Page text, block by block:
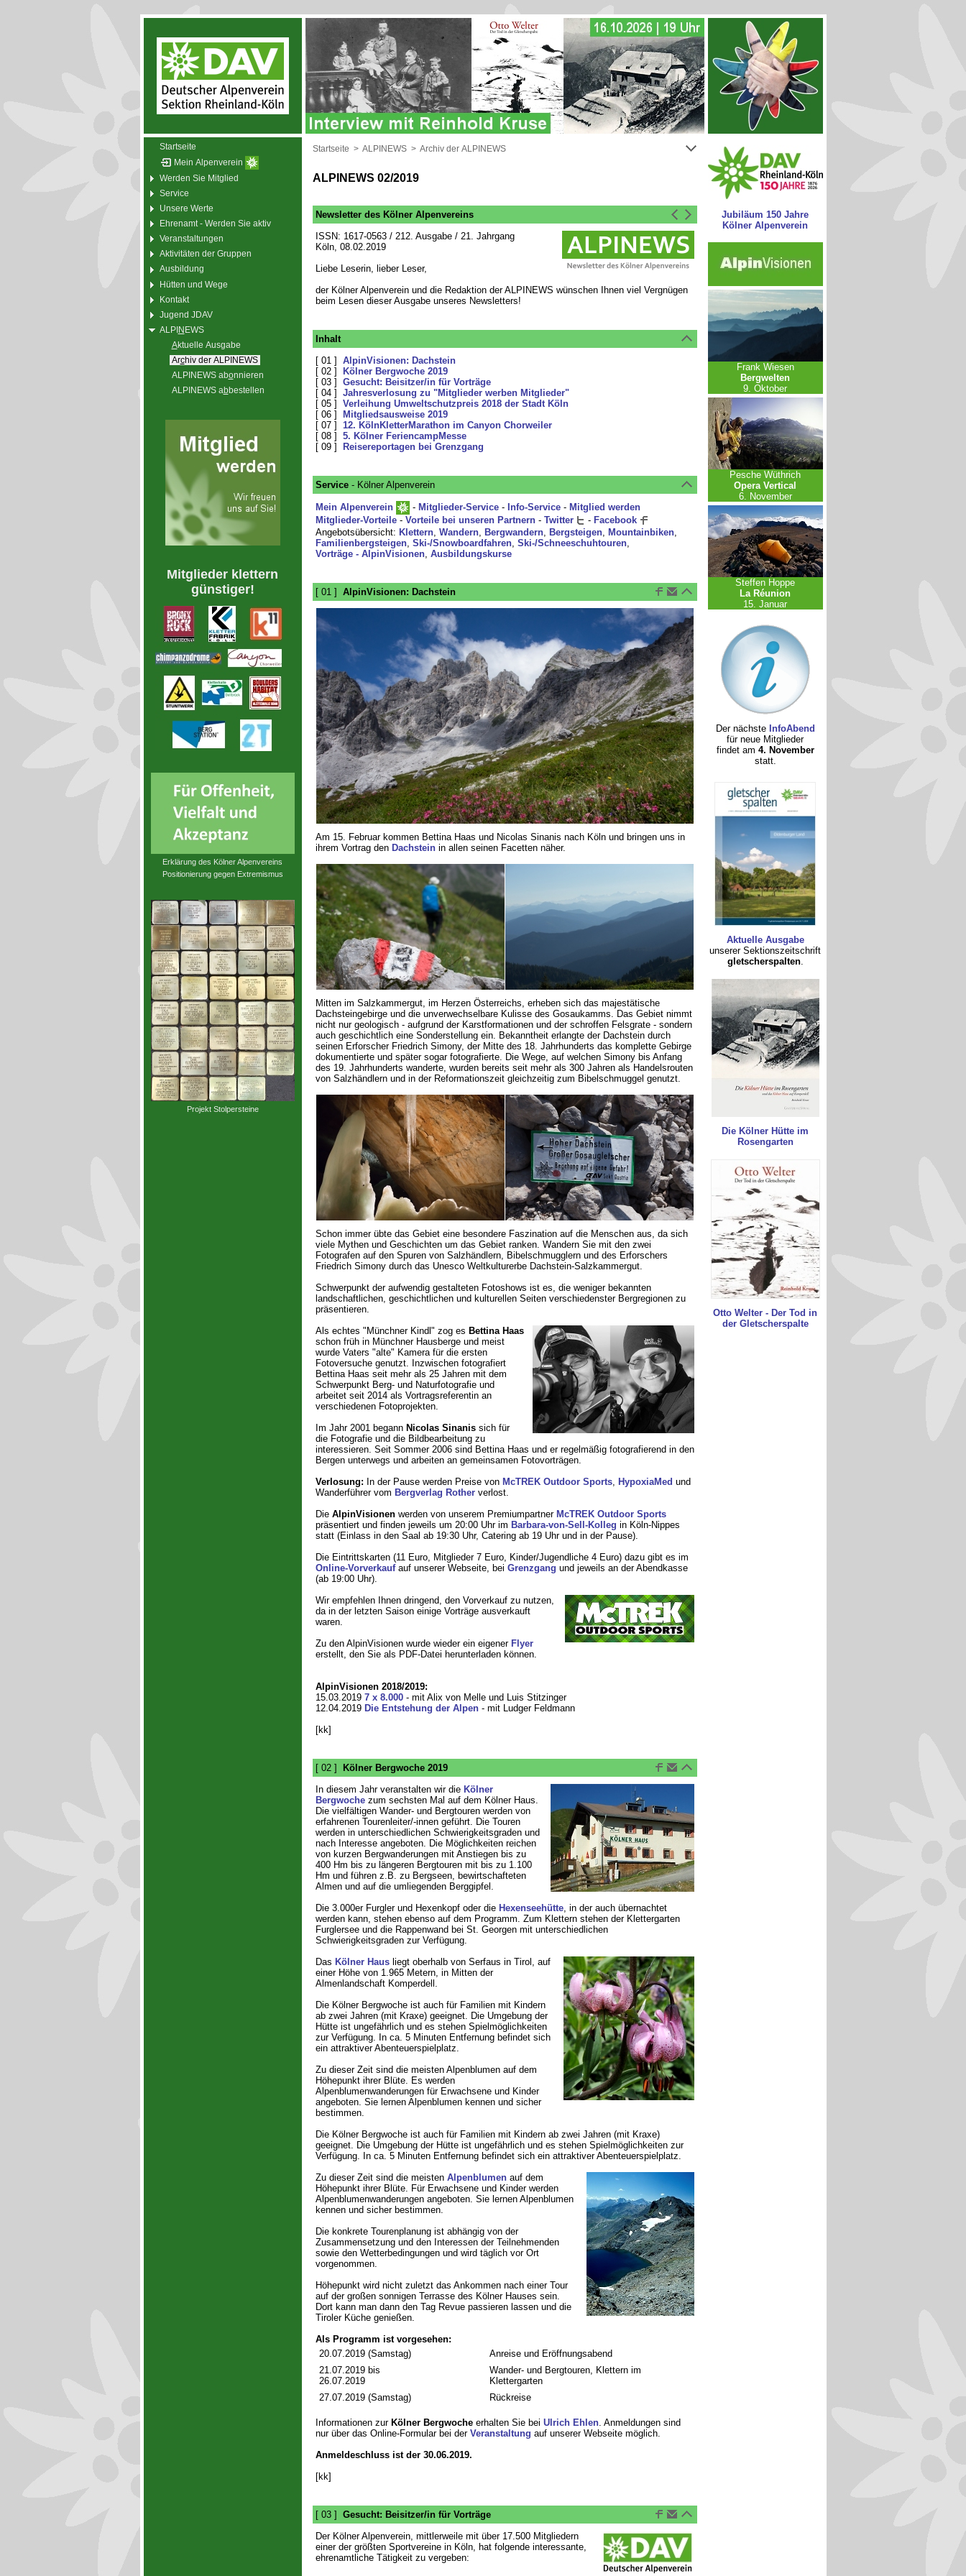
Startseite
Mein Alpenverein
Werden Sie Mitglied
Service
Unsere Werte
Ehrenamt - Werden Sie aktiv
Veranstaltungen
Aktivitäten der Gruppen
Ausbildung
Hütten und Wege
Kontakt
Jugend JDAV
ALPINEWS
Aktuelle Ausgabe
Archiv der ALPINEWS
ALPINEWS abonnieren
ALPINEWS abbestellen
Mitglieder klettern
günstiger!
Erklärung des Kölner Alpenvereins
Positionierung gegen Extremismus
Projekt Stolpersteine
Startseite > ALPINEWS > Archiv der ALPINEWS
ALPINEWS 02/2019
Newsletter des Kölner Alpenvereins
ISSN: 1617-0563 / 212. Ausgabe / 21. Jahrgang
Köln, 08.02.2019
Liebe Leserin, lieber Leser,
der Kölner Alpenverein und die Redaktion der ALPINEWS wünschen Ihnen viel Vergnügen
beim Lesen dieser Ausgabe unseres Newsletters!
Inhalt
[ 01 ] AlpinVisionen: Dachstein
[ 02 ]
Kölner Bergwoche 2019
[ 03 ] Gesucht: Beisitzer/in für Vorträge
[ 04 ] Jahresverlosung zu "Mitglieder werben Mitglieder"
[ 05 ] Verleihung Umweltschutzpreis 2018 der Stadt Köln
[ 06 ]
Mitgliedsausweise 2019
[ 07 ] 12. KölnKletterMarathon im Canyon Chorweiler
[ 08 ] 5. Kölner FeriencampMesse
[ 09 ]
Reisereportagen bei Grenzgang
Service- Kölner Alpenverein
Mein Alpenverein - Mitglieder-Service- Info-Service- Mitglied werden
Mitglieder-Vorteile- Vorteile bei unseren Partnern- Twitter - Facebook
Angebotsübersicht: Klettern, Wandern, Bergwandern, Bergsteigen, Mountainbiken,
Familienbergsteigen, Ski-/Snowboardfahren, Ski-/Schneeschuhtouren,
Vorträge - AlpinVisionen, Ausbildungskurse
[ 01 ] AlpinVisionen: Dachstein
Am 15. Februar kommen Bettina Haas und Nicolas Sinanis nach Köln und bringen uns in
ihrem Vortrag den Dachsteinin allen seinen Facetten näher.
Mitten im Salzkammergut, im Herzen Österreichs, erheben sich das majestätische
Dachsteingebirge und die unverwechselbare Kulisse des Gosaukamms. Das Gebiet nimmt
nicht nur geologisch - aufgrund der Karstformationen und der schroffen Felsgrate - sondern
auch geschichtlich eine Sonderstellung ein. Bekanntheit erlangte der Dachstein durch
seinen Erforscher Friedrich Simony, der Mitte des 18. Jahrhunderts das komplette Gebirge
dokumentierte und später sogar fotografierte. Die Wege, auf welchen Simony bis Anfang
des 19. Jahrhunderts wanderte, wurden bereits seit mehr als 300 Jahren als Handelsrouten
von Salzhändlern und in der Reformationszeit gleichzeitig zum Bibelschmuggel genutzt.
Schon immer übte das Gebiet eine besondere Faszination auf die Menschen aus, da sich
viele Mythen und Geschichten um das Gebiet ranken. Wandern Sie mit den zwei
Fotografen auf den Spuren von Salzhändlern, Bibelschmugglern und des Erforschers
Friedrich Simony durch das Unesco Weltkulturerbe Dachstein-Salzkammergut.
Schwerpunkt der aufwendig gestalteten Fotoshows ist es, die weniger bekannten
landschaftlichen, geschichtlichen und kulturellen Seiten verschiedenster Bergregionen zu
präsentieren.
Als echtes "Münchner Kindl" zog es Bettina Haas
schon früh in Münchner Hausberge und meist
wurde Vaters "alte" Kamera für die ersten
Fotoversuche genutzt. Inzwischen fotografiert
Bettina Haas seit mehr als 25 Jahren mit dem
Schwerpunkt Berg- und Naturfotografie und
arbeitet seit 2014 als Vortragsreferentin an
verschiedenen Fotoprojekten.
Im Jahr 2001 begann Nicolas Sinanissich für
die Fotografie und die Bildbearbeitung zu
interessieren. Seit Sommer 2006 sind Bettina Haas und er regelmäßig fotografierend in den
Bergen unterwegs und arbeiten an gemeinsamen Fotovorträgen.
Verlosung: In der Pause werden Preise von McTREK Outdoor Sports, HypoxiaMed und
Wanderführer vom Bergverlag Rotherverlost.
Die AlpinVisionenwerden von unserem Premiumpartner McTREK Outdoor Sports
präsentiert und finden jeweils um 20:00 Uhr im Barbara-von-Sell-Kolleg in Köln-Nippes
statt (Einlass in den Saal ab 19:30 Uhr, Catering ab 19 Uhr und in der Pause).
Die Eintrittskarten (11 Euro, Mitglieder 7 Euro, Kinder/Jugendliche 4 Euro) dazu gibt es im
Online-Vorverkaufauf unserer Webseite, bei Grenzgang und jeweils an der Abendkasse
(ab 19:00 Uhr).
Wir empfehlen Ihnen dringend, den Vorverkauf zu nutzen,
da in der letzten Saison einige Vorträge ausverkauft
waren.
Zu den AlpinVisionen wurde wieder ein eigener Flyer
erstellt, den Sie als PDF-Datei herunterladen können.
AlpinVisionen 2018/2019:
15.03.2019 7 x 8.000- mit Alix von Melle und Luis Stitzinger
12.04.2019 Die Entstehung der Alpen- mit Ludger Feldmann
[kk]
[ 02 ]
Kölner Bergwoche 2019
In diesem Jahr veranstalten wir die Kölner
Bergwochezum sechsten Mal auf dem Kölner Haus.
Die vielfältigen Wander- und Bergtouren werden von
erfahrenen Tourenleiter/-innen geführt. Die Touren
werden in unterschiedlichen Schwierigkeitsgraden und
nach Interesse angeboten. Die Möglichkeiten reichen
von kurzen Bergwanderungen mit Anstiegen bis zu
400 Hm bis zu längeren Bergtouren mit bis zu 1.100
Hm und führen z.B. zu Bergseen, bewirtschafteten
Almen und auf die umliegenden Berggipfel.
Die 3.000er Furgler und Hexenkopf oder die Hexenseehütte, in der auch übernachtet
werden kann, stehen ebenso auf dem Programm. Zum Klettern stehen der Klettergarten
Furglersee und die Rappenwand bei St. Georgen mit unterschiedlichen
Schwierigkeitsgraden zur Verfügung.
Das Kölner Hausliegt oberhalb von Serfaus in Tirol, auf
einer Höhe von 1.965 Metern, in Mitten der
Almenlandschaft Komperdell.
Die Kölner Bergwoche ist auch für Familien mit Kindern
ab zwei Jahren (mit Kraxe) geeignet. Die Umgebung der
Hütte ist ungefährlich und es stehen Spielmöglichkeiten
zur Verfügung. In ca. 5 Minuten Entfernung befindet sich
ein attraktiver Abenteuerspielplatz.
Zu dieser Zeit sind die meisten Alpenblumen auf dem
Höhepunkt ihrer Blüte. Es werden
Alpenblumenwanderungen für Erwachsene und Kinder
angeboten. Sie lernen Alpenblumen kennen und sicher
bestimmen.
Die Kölner Bergwoche ist auch für Familien mit Kindern ab zwei Jahren (mit Kraxe)
geeignet. Die Umgebung der Hütte ist ungefährlich und es stehen Spielmöglichkeiten zur
Verfügung. In ca. 5 Minuten Entfernung befindet sich ein attraktiver Abenteuerspielplatz.
Zu dieser Zeit sind die meisten Alpenblumenauf dem
Höhepunkt ihrer Blüte. Für Erwachsene und Kinder werden
Alpenblumenwanderungen angeboten. Sie lernen Alpenblumen
kennen und sicher bestimmen.
Die konkrete Tourenplanung ist abhängig von der
Zusammensetzung und den Interessen der Teilnehmenden
sowie den Wetterbedingungen und wird täglich vor Ort
vorgenommen.
Höhepunkt wird nicht zuletzt das Ankommen nach einer Tour
auf der großen sonnigen Terrasse des Kölner Hauses sein.
Dort kann man dann den Tag Revue passieren lassen und die
Tiroler Küche genießen.
Als Programm ist vorgesehen:
20.07.2019 (Samstag)
Anreise und Eröffnungsabend
21.07.2019 bis
26.07.2019
Wander- und Bergtouren, Klettern im
Klettergarten
27.07.2019 (Samstag)
Rückreise
Informationen zur Kölner Bergwocheerhalten Sie bei Ulrich Ehlen. Anmeldungen sind
nur über das Online-Formular bei der Veranstaltung auf unserer Webseite möglich.
Anmeldeschluss ist der 30.06.2019.
[kk]
[ 03 ] Gesucht: Beisitzer/in für Vorträge
Der Kölner Alpenverein, mittlerweile mit über 17.500 Mitgliedern
einer der größten Sportvereine in Köln, hat folgende interessante,
ehrenamtliche Tätigkeit zu vergeben:
Jubiläum 150 Jahre
Kölner Alpenverein
Frank Wiesen
Bergwelten
9. Oktober
Pesche Wüthrich
Opera Vertical
6. November
Steffen Hoppe
La Réunion
15. Januar
Der nächste InfoAbend
für neue Mitglieder
findet am 4. November
statt.
Aktuelle Ausgabe
unserer Sektionszeitschrift
gletscherspalten.
Die Kölner Hütte im
Rosengarten
Otto Welter - Der Tod in
der Gletscherspalte